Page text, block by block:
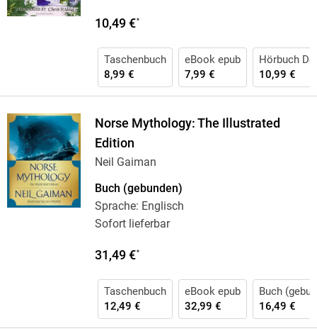
10,49 €*
Taschenbuch
8,99 €
eBook epub
7,99 €
Hörbuch
10,99 €
Norse Mythology: The Illustrated
Edition
Neil Gaiman
Buch (gebunden)
Sprache: Englisch
Sofort lieferbar
31,49 €*
Taschenbuch
12,49 €
eBook epub
32,99 €
Buch
16,49 €